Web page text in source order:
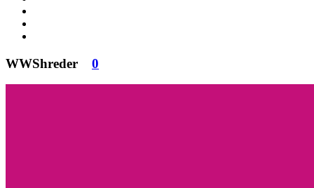
WWShreder 0